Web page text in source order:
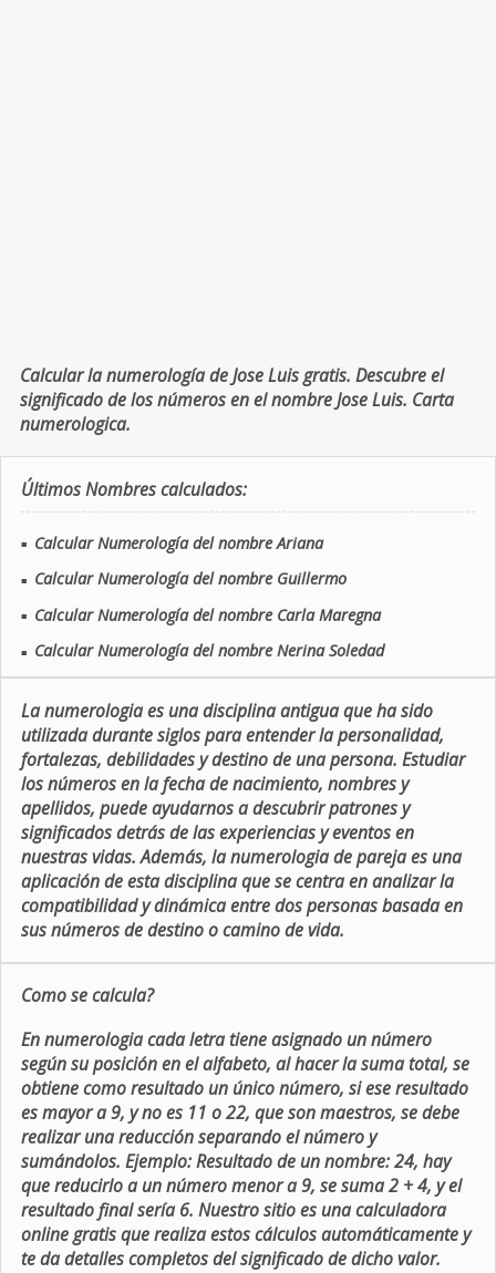
Calcular la numerología de Jose Luis gratis. Descubre el
significado de los números en el nombre Jose Luis. Carta
numerologica.
Últimos Nombres calculados:
■ Calcular Numerología del nombre Ariana
■ Calcular Numerología del nombre Guillermo
■ Calcular Numerología del nombre Carla Maregna
■ Calcular Numerología del nombre Nerina Soledad
La numerologia es una disciplina antigua que ha sido
utilizada durante siglos para entender la personalidad,
fortalezas, debilidades y destino de una persona. Estudiar
los números en la fecha de nacimiento, nombres y
apellidos, puede ayudarnos a descubrir patrones y
significados detrás de las experiencias y eventos en
nuestras vidas. Además, la numerologia de pareja es una
aplicación de esta disciplina que se centra en analizar la
compatibilidad y dinámica entre dos personas basada en
sus números de destino o camino de vida.
Como se calcula?
En numerologia cada letra tiene asignado un número
según su posición en el alfabeto, al hacer la suma total, se
obtiene como resultado un único número, si ese resultado
es mayor a 9, y no es 11 o 22, que son maestros, se debe
realizar una reducción separando el número y
sumándolos. Ejemplo: Resultado de un nombre: 24, hay
que reducirlo a un número menor a 9, se suma 2 + 4, y el
resultado final sería 6. Nuestro sitio es una calculadora
online gratis que realiza estos cálculos automáticamente y
te da detalles completos del significado de dicho valor.